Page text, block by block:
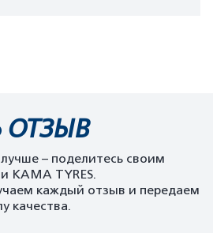
ОТЗЫВ
– поделитесь своим
KAMA TYRES.
каждый отзыв и передаем
качества.